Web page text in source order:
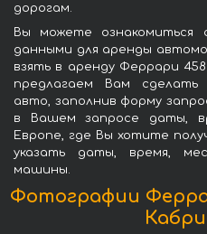
дорогам.
Вы можете ознакомиться
данными для аренды
взять в аренду Феррари
предлагаем Вам сделать
авто, заполнив форму
в Вашем запросе даты,
Европе, где Вы хотите
указать даты, время,
машины.
Фотографии